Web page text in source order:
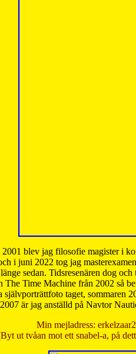
blev jag filosofie magister i
i juni 2022 tog jag
sedan. Tidsresenären dog
Time Machine från 2002 så
självporträttfoto taget, sommaren
2007 är jag anställd på Navtor
Min mejladress:
ut tvåan mot ett snabel-a, på